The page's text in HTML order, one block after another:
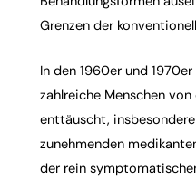
Grenzen der
In den 1960er und
zahlreiche Menschen
enttäuscht,
zunehmenden
der rein